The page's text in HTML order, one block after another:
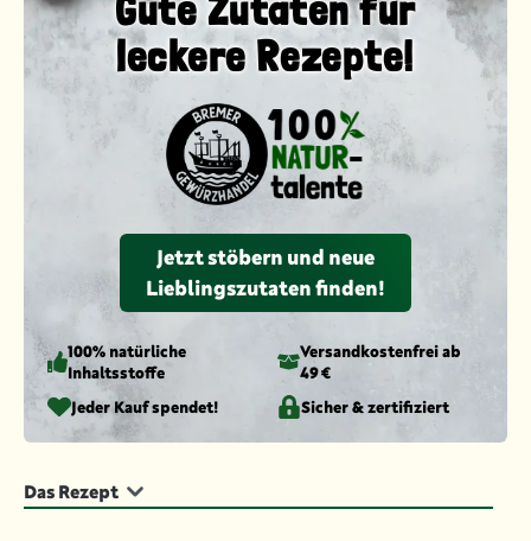
leckere Rezepte!
Jetzt stöbern und neue
Lieblingszutaten finden!
100% natürliche
Inhaltsstoffe
Versandkosten­frei ab
49 €
Jeder Kauf spendet!
Sicher & zertifiziert
Das Rezept